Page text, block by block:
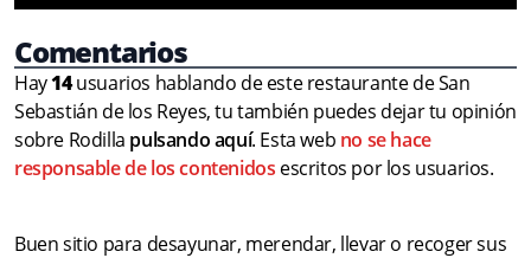
Comentarios
Hay14usuarios hablando de este restaurante de San
Sebastián de los Reyes, tu también puedes dejar tu opinión
sobre Rodilla pulsando aquí. Esta web no se hace
responsable de los contenidos escritos por los usuarios.
Buen sitio para desayunar, merendar, llevar o recoger sus